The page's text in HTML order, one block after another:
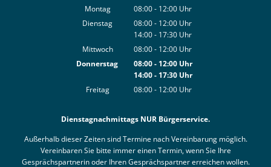
Montag 08:00- 12:00 Uhr
Von 08:00 bis 12:00 Uhr
Dienstag 08:00- 12:00 Uhr
Von 08:00 bis 12:00 Uhr
14:00- 17:30 Uhr
Von 14:00 bis 17:30 Uhr
Mittwoch 08:00- 12:00 Uhr
Von 08:00 bis 12:00 Uhr
Donnerstag 08:00- 12:00Uhr
Von 08:00 bis 12:00 Uhr
14:00- 17:30Uhr
Von 14:00 bis 17:30 Uhr
Freitag 08:00- 12:00 Uhr
Dienstagnachmittags NUR Bürgerservice.
Außerhalb dieser Zeiten sind Termine nach Vereinbarung möglich.
Vereinbaren Sie bitte immer einen Termin, wenn Sie Ihre
Gesprächspartnerin oder Ihren Gesprächspartner erreichen wollen.